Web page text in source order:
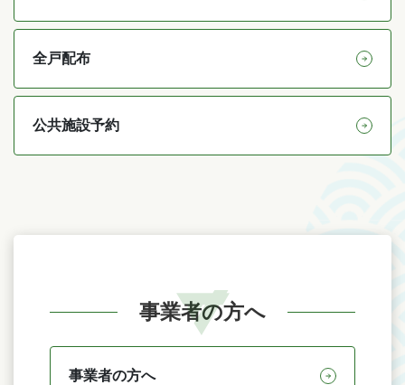
全戸配布
公共施設予約
事業者の方へ
事業者の方へ